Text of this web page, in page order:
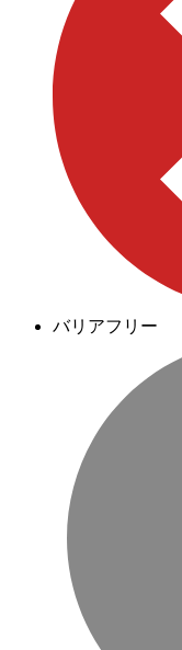
バリアフリー